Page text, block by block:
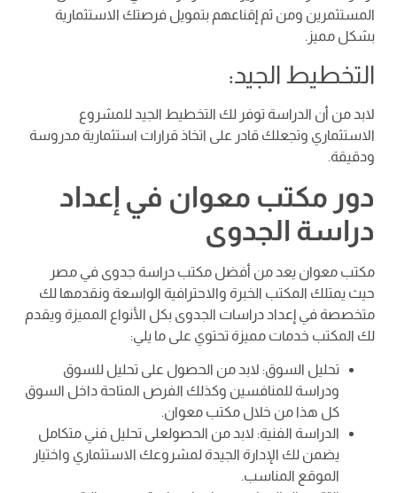
المستثمرين ومن ثم إقناعهم بتمويل فرصتك الاستثمارية
بشكل مميز.
التخطيط الجيد:
لابد من أن الدراسة توفر لك التخطيط الجيد للمشروع
الاستثماري وتجعلك قادر على اتخاذ قرارات استثمارية مدروسة
ودقيقة.
دور مكتب معوان في إعداد
دراسة الجدوى
مكتب معوان يعد من أفضل مكتب دراسة جدوى في مصر
حيث يمتلك المكتب الخبرة والاحترافية الواسعة ونقدمها لك
متخصصة في إعداد دراسات الجدوى بكل الأنواع المميزة ويقدم
لك المكتب خدمات مميزة تحتوي على ما يلي:
تحليل السوق: لابد من الحصول على تحليل للسوق
ودراسة للمنافسين وكذلك الفرص المتاحة داخل السوق
كل هذا من خلال مكتب معوان.
الدراسة الفنية: لابد من الحصولعلى تحليل فني متكامل
يضمن لك الإدارة الجيدة لمشروعك الاستثماري واختيار
الموقع المناسب.